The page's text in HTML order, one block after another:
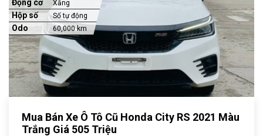
Động cơ Xăng
Hộp số Số tự động
Odo 60,000 km
Mua Bán Xe Ô Tô Cũ Honda City RS 2021 Màu
Trắng Giá 505 Triệu